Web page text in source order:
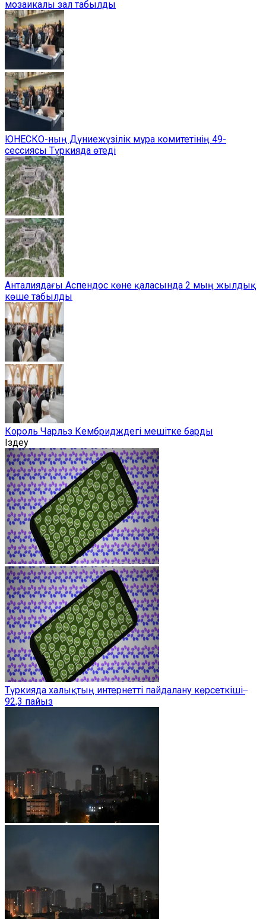
мозаикалы зал табылды
ЮНЕСКО-ның Дүниежүзілік мұра комитетінің 49-
сессиясы Түркияда өтеді
Анталиядағы Аспендос көне қаласында 2 мың жылдық
көше табылды
Король Чарльз Кембридждегі мешітке барды
Іздеу
Түркияда халықтың интернетті пайдалану көрсеткіші ̶
92,3 пайыз